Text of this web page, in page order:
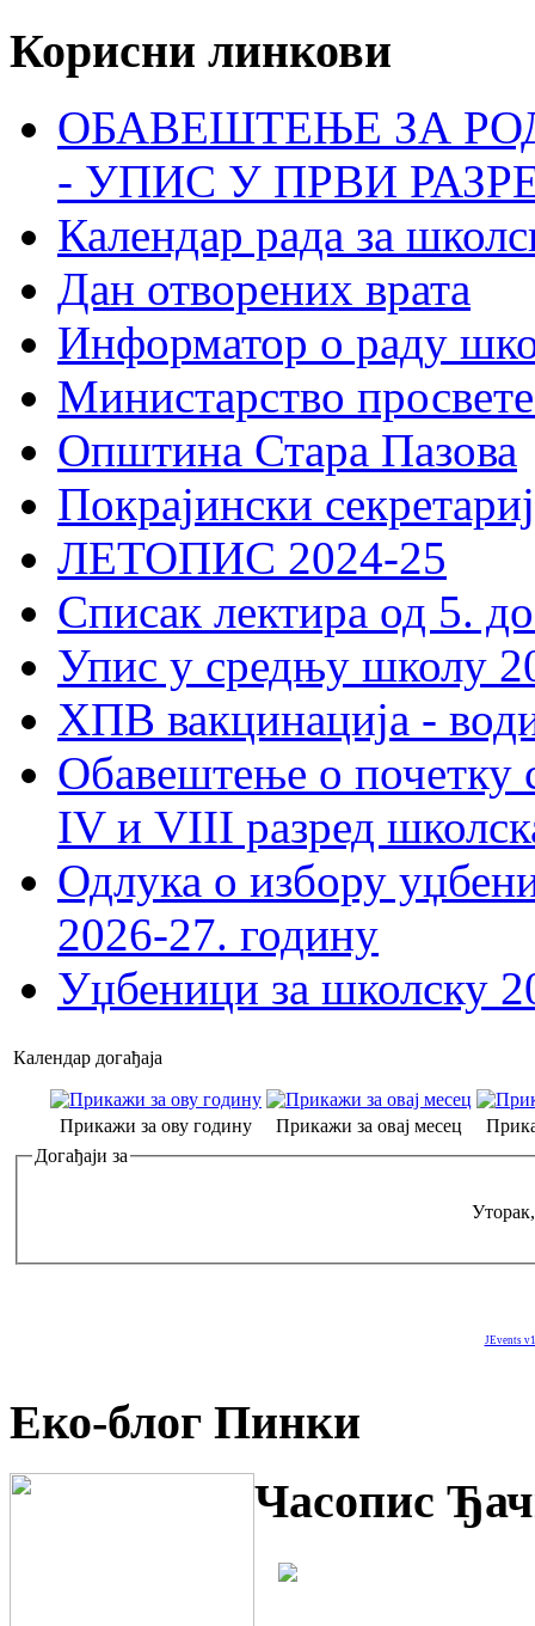
Корисни линкови
ОБАВЕШТЕЊЕ ЗА
- УПИС У ПРВИ
Календар рада за
Дан отворених врата
Информатор о раду
Министарство
Општина Стара Пазова
Покрајински
ЛЕТОПИС 2024-25
Списак лектира од 5.
Упис у средњу школу
ХПВ вакцинација -
Обавештење о почетку
IV и VIII разред
Одлука о избору
2026-27. годину
Уџбеници за школску
Календар догађаја
Прикажи за ову годину Прикажи за овај месец
Догађаји за
JEvents
Еко-блог Пинки
Часопис